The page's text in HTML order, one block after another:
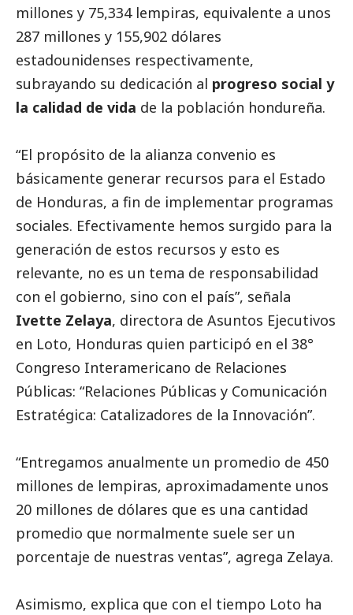
millones y 75,334 lempiras, equivalente a unos
287 millones y 155,902 dólares
estadounidenses respectivamente,
subrayando su dedicación al progreso social y
la calidad de vida de la población hondureña.
“El propósito de la alianza convenio es
básicamente generar recursos para el Estado
de Honduras, a fin de implementar programas
sociales. Efectivamente hemos surgido para la
generación de estos recursos y esto es
relevante, no es un tema de responsabilidad
con el gobierno, sino con el país”, señala
Ivette Zelaya, directora de Asuntos Ejecutivos
en Loto, Honduras quien participó en el 38°
Congreso Interamericano de Relaciones
Públicas: “Relaciones Públicas y Comunicación
Estratégica: Catalizadores de la Innovación”.
“Entregamos anualmente un promedio de 450
millones de lempiras, aproximadamente unos
20 millones de dólares que es una cantidad
promedio que normalmente suele ser un
porcentaje de nuestras ventas”, agrega Zelaya.
Asimismo, explica que con el tiempo Loto ha